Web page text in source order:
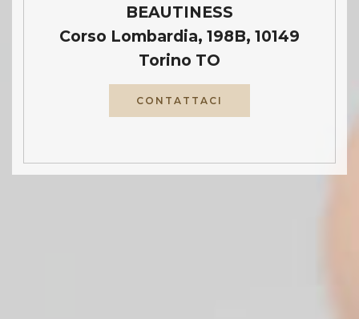
BEAUTINESS
Corso Lombardia, 198B, 10149
Torino TO
CONTATTACI